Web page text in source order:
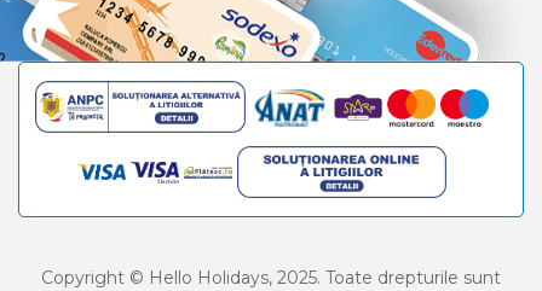
Copyright © Hello Holidays, 2025. Toate drepturile sunt